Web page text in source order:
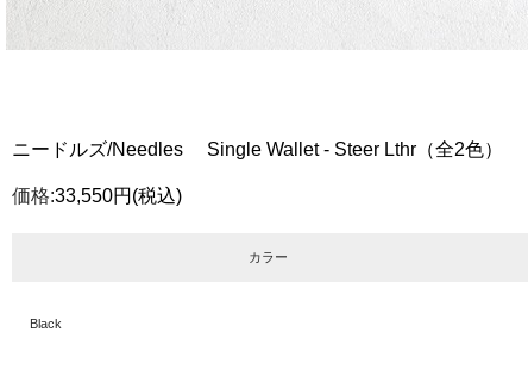
ニードルズ/Needles Single Wallet - Steer Lthr（全2色）
価格:33,550円 (税込)
カラー
Black